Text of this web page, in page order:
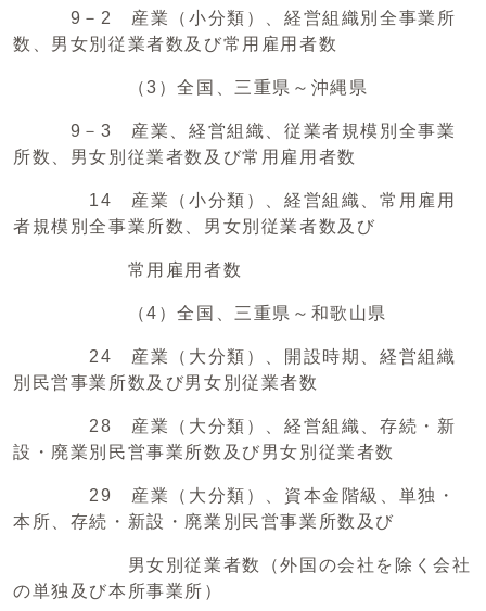
9－2 産業（小分類）、経営組織別全事業所
数、男女別従業者数及び常用雇用者数
（3）全国、三重県～沖縄県
9－3 産業、経営組織、従業者規模別全事業
所数、男女別従業者数及び常用雇用者数
14 産業（小分類）、経営組織、常用雇用
者規模別全事業所数、男女別従業者数及び
常用雇用者数
（4）全国、三重県～和歌山県
24 産業（大分類）、開設時期、経営組織
別民営事業所数及び男女別従業者数
28 産業（大分類）、経営組織、存続・新
設・廃業別民営事業所数及び男女別従業者数
29 産業（大分類）、資本金階級、単独・
本所、存続・新設・廃業別民営事業所数及び
男女別従業者数（外国の会社を除く会社
の単独及び本所事業所）